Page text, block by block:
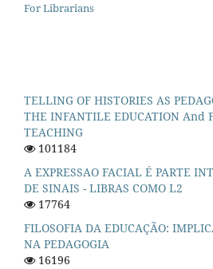
For Librarians
TELLING OF HISTORIES AS
THE INFANTILE EDUCATION And
TEACHING
101184
A EXPRESSAO FACIAL É PARTE
DE SINAIS - LIBRAS COMO L2
17764
FILOSOFIA DA EDUCAÇÃO:
NA PEDAGOGIA
16196